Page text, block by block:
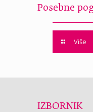
Posebne
Više
IZBORNIK